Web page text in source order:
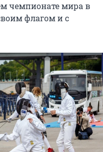
чемпионате мира в
флагом и с